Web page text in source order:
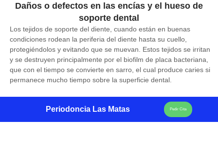
Daños o defectos en las encías y el hueso de
soporte dental
Los tejidos de soporte del diente, cuando están en buenas
condiciones rodean la periferia del diente hasta su cuello,
protegiéndolos y evitando que se muevan. Estos tejidos se irritan
y se destruyen principalmente por el biofilm de placa bacteriana,
que con el tiempo se convierte en sarro, el cual produce caries si
permanece mucho tiempo sobre la superficie dental.
Periodoncia Las Matas Pedir Cita